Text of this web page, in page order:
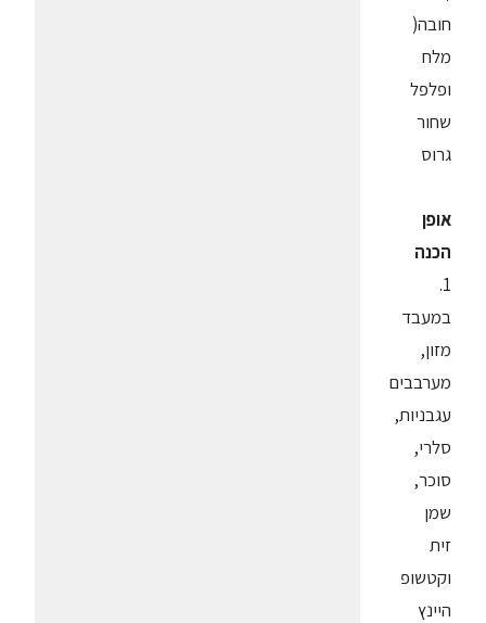
חובה(
מלח
ופלפל
שחור
גרוס
אופן
הכנה
1.
במעבד
מזון,
מערבבים
עגבניות,
סלרי,
סוכר,
שמן
זית
וקטשופ
היינץ